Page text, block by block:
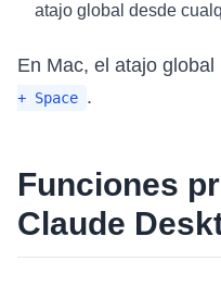
atajo global desde
En Mac, el atajo
+ Space .
Funciones
Claude